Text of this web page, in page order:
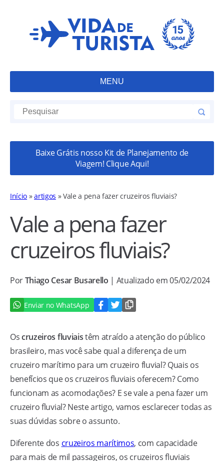
MENU
Baixe Grátis nosso Kit de Planejamento de
Viagem! Clique Aqui!
Início »artigos »Vale a pena fazer cruzeiros fluviais?
Vale a pena fazer
cruzeiros fluviais?
PorThiago Cesar Busarello | Atualizado em 05/02/2024
Enviar no WhatsApp
Oscruzeiros fluviaistêm atraído a atenção do público
brasileiro, mas você sabe qual a diferença de um
cruzeiro marítimo para um cruzeiro fluvial? Quais os
benefícios que os cruzeiros fluviais oferecem? Como
funcionam as acomodações? E se vale a pena fazer um
cruzeiro fluvial? Neste artigo, vamos esclarecer todas as
suas dúvidas sobre o assunto.
Diferente dos cruzeiros marítimos, com capacidade
para mais de mil passageiros, os cruzeiros fluviais